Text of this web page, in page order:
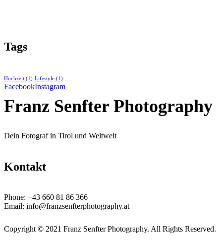
Tags
Hochzeit (1) Lifestyle (1)
FacebookInstagram
Franz Senfter Photography
Dein Fotograf in Tirol und Weltweit
Kontakt
Phone: +43 660 81 86 366
Email: info@franzsenfterphotography.at
Copyright © 2021 Franz Senfter Photography. All Rights Reserved.